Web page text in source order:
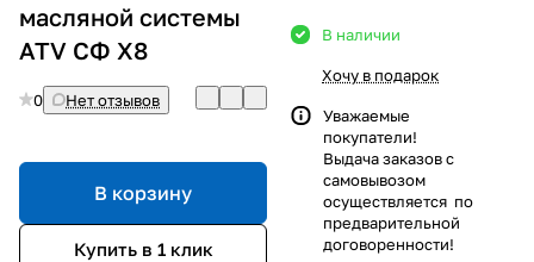
масляной системы
ATV СФ X8
0 Нет отзывов
В корзину
Купить в 1 клик
В наличии
Хочу в подарок
Уважаемые
покупатели!
Выдача заказов с
самовывозом
осуществляется по
предварительной
договоренности!